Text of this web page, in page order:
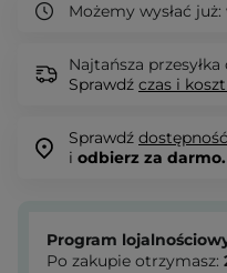
Możemy wysłać już:
Najtańsza przesyłka
Sprawdź czas i
Sprawdź
i odbierz za darmo.
Program
Po zakupie otrzymasz: